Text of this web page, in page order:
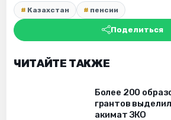
Казахстан пенсии
Поделиться
ЧИТАЙТЕ ТАКЖЕ
Более 200
грантов
акимат ЗКО